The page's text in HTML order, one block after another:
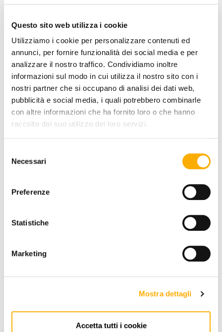
Questo sito web utilizza i cookie
Utilizziamo i cookie per personalizzare contenuti ed
annunci, per fornire funzionalità dei social media e per
analizzare il nostro traffico. Condividiamo inoltre
informazioni sul modo in cui utilizza il nostro sito con i
nostri partner che si occupano di analisi dei dati web,
pubblicità e social media, i quali potrebbero combinarle
con altre informazioni che ha fornito loro o che hanno
raccolto dal suo utilizzo dei loro servizi.
delNecessari
Preferenze
Statistiche
Marketing
Mostra dettagli
Accetta tutti i cookie
STRUCTURE FINISHING:
INFORMATION